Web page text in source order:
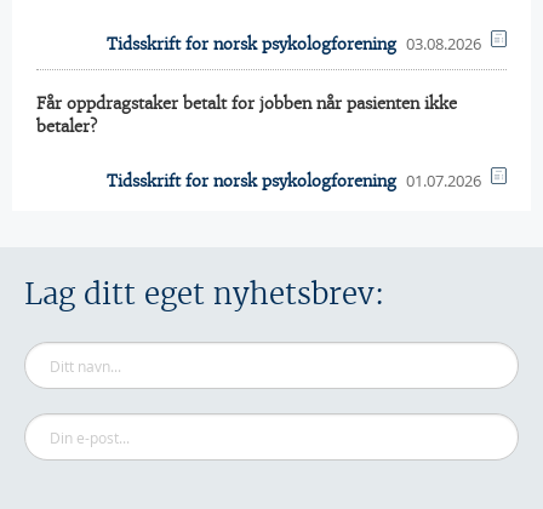
Tidsskrift for norsk psykologforening 03.08.2026
Får oppdragstaker betalt for jobben når pasienten ikke
betaler?
Tidsskrift for norsk psykologforening 01.07.2026
Lag ditt eget nyhetsbrev: